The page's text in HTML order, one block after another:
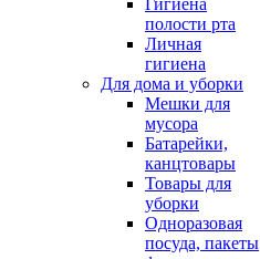
Гигиена
полости рта
Личная
гигиена
Для дома и уборки
Мешки для
мусора
Батарейки,
канцтовары
Товары для
уборки
Одноразовая
посуда, пакеты